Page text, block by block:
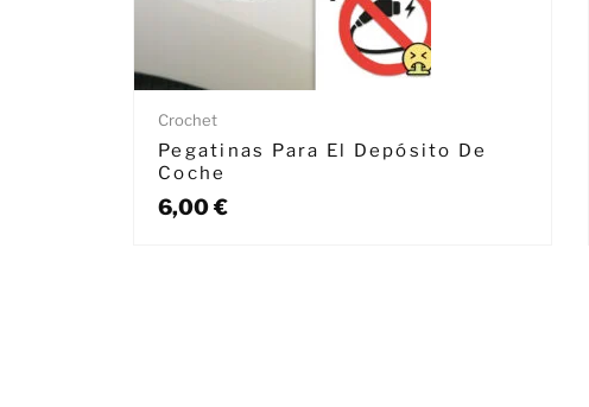
Crochet
Pegatinas Para El Depósito De
Coche
6,00€